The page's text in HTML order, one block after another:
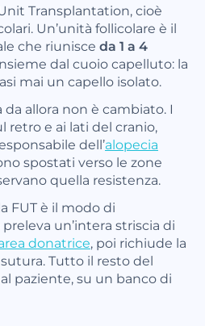
Transplantation, cioè
Un’unità follicolare è il
che riunisce da 1 a 4
dal cuoio capelluto: la
mai un capello isolato.
allora non è cambiato. I
retro e ai lati del cranio,
dell’alopecia
spostati verso le zone
quella resistenza.
FUT è il modo di
un’intera striscia di
donatrice, poi richiude la
Tutto il resto del
paziente, su un banco di